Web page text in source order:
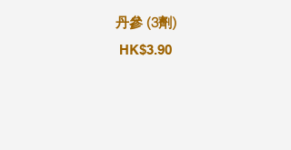
丹參 (3劑)
HK$3.90